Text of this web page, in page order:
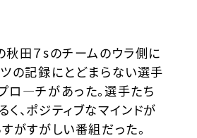
田７sのチームのウラ側に
ツの記録にとどまらない選手
ロ―チがあった。選手たち
、ポジティブなマインドが
がすがしい番組だった。